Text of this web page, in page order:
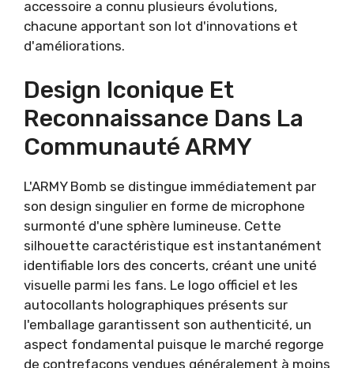
accessoire a connu plusieurs évolutions,
chacune apportant son lot d'innovations et
d'améliorations.
Design Iconique Et
Reconnaissance Dans La
Communauté ARMY
L'ARMY Bomb se distingue immédiatement par
son design singulier en forme de microphone
surmonté d'une sphère lumineuse. Cette
silhouette caractéristique est instantanément
identifiable lors des concerts, créant une unité
visuelle parmi les fans. Le logo officiel et les
autocollants holographiques présents sur
l'emballage garantissent son authenticité, un
aspect fondamental puisque le marché regorge
de contrefaçons vendues généralement à moins